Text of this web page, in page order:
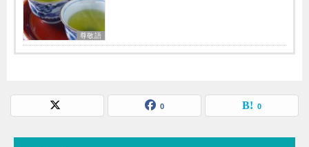
尊敬語
0 0